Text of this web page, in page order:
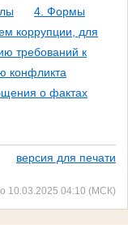
4. Формы
коррупции, для
требований к
конфликта
о фактах
версия для печати
10.03.2025 04:10 (МСК)